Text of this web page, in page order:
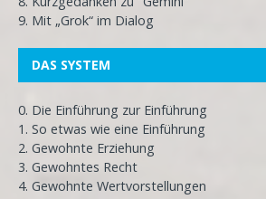
9. Mit „Grok“ im Dialog
DAS SYSTEM
0. Die Einführung zur Einführung
1. So etwas wie eine Einführung
2. Gewohnte Erziehung
3. Gewohntes Recht
4. Gewohnte Wertvorstellungen